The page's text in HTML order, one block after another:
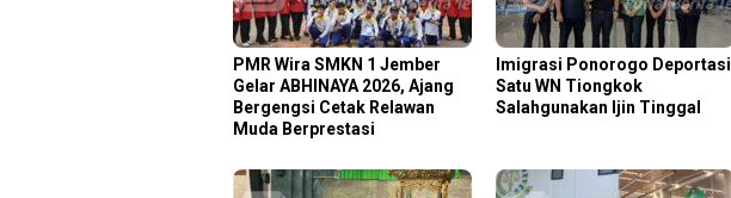
PMR Wira SMKN 1 Jember
Gelar ABHINAYA 2026, Ajang
Bergengsi Cetak Relawan
Muda Berprestasi
Imigrasi Ponorogo Deportasi
Satu WN Tiongkok
Salahgunakan Ijin Tinggal